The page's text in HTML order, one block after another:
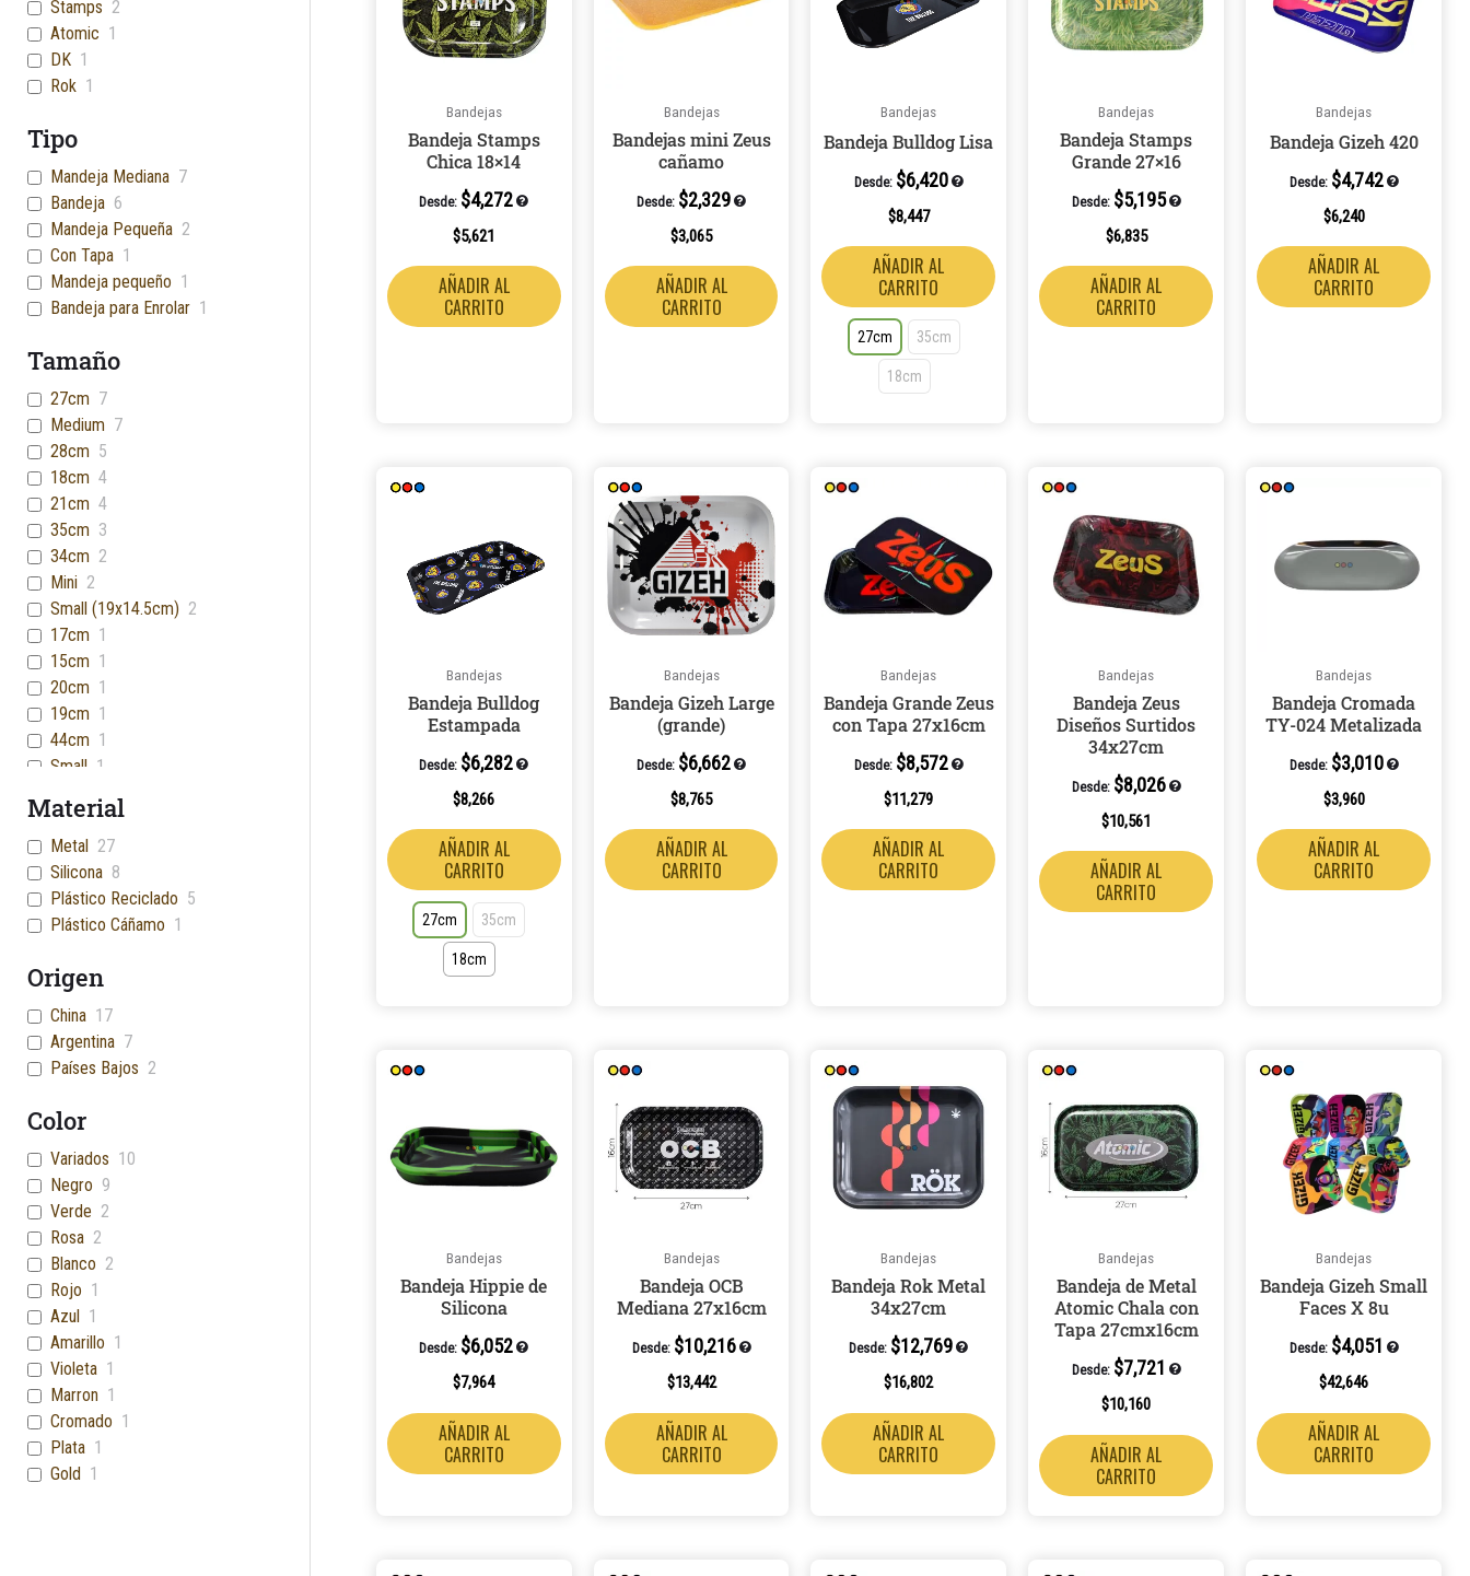
Stamps 2
Atomic 1
DK 1
Rok 1
Tipo
Mandeja Mediana 7
Bandeja 6
Mandeja Pequeña 2
Con Tapa 1
Mandeja pequeño 1
Bandeja para Enrolar 1
Tamaño
27cm 7
Medium 7
28cm 5
18cm 4
21cm 4
35cm 3
34cm 2
Mini 2
Small (19x14.5cm) 2
17cm 1
15cm 1
20cm 1
19cm 1
44cm 1
Small 1
Material
Metal 27
Silicona 8
Plástico Reciclado 5
Plástico Cáñamo 1
Origen
China 17
Argentina 7
Países Bajos 2
Color
Variados 10
Negro 9
Verde 2
Rosa 2
Blanco 2
Rojo 1
Azul 1
Amarillo 1
Violeta 1
Marron 1
Cromado 1
Plata 1
Gold 1
Bandejas
Bandeja Stamps
Chica 18×14
Desde: $4,272
$5,621
AÑADIR AL
CARRITO
Bandejas
Bandejas mini Zeus
cañamo
Desde: $2,329
$3,065
AÑADIR AL
CARRITO
Bandejas
Bandeja Bulldog Lisa
Desde: $6,420
$8,447
AÑADIR AL
CARRITO
variantes.
de
producto
27cm 35cm
18cm
Bandejas
Bandeja Stamps
Grande 27×16
Desde: $5,195
$6,835
AÑADIR AL
CARRITO
Bandejas
Bandeja Gizeh 420
Desde: $4,742
$6,240
AÑADIR AL
CARRITO
Bandejas
Bandeja Bulldog
Estampada
Desde: $6,282
$8,266
AÑADIR AL
CARRITO
producto
múltiples
pueden
de
producto
27cm 35cm
18cm
Bandejas
Bandeja Gizeh Large
(grande)
Desde: $6,662
$8,765
AÑADIR AL
CARRITO
Bandejas
Bandeja Grande Zeus
con Tapa 27x16cm
Desde: $8,572
$11,279
AÑADIR AL
CARRITO
Bandejas
Bandeja Zeus
Diseños Surtidos
34x27cm
Desde: $8,026
$10,561
AÑADIR AL
CARRITO
Bandejas
Bandeja Cromada
TY-024 Metalizada
Desde: $3,010
$3,960
AÑADIR AL
CARRITO
Bandejas
Bandeja Hippie de
Silicona
Desde: $6,052
$7,964
AÑADIR AL
CARRITO
Bandejas
Bandeja OCB
Mediana 27x16cm
Desde: $10,216
$13,442
AÑADIR AL
CARRITO
Bandejas
Bandeja Rok Metal
34x27cm
Desde: $12,769
$16,802
AÑADIR AL
CARRITO
Bandejas
Bandeja de Metal
Atomic Chala con
Tapa 27cmx16cm
Desde: $7,721
$10,160
AÑADIR AL
CARRITO
Bandejas
Bandeja Gizeh Small
Faces X 8u
Desde: $4,051
$42,646
AÑADIR AL
CARRITO